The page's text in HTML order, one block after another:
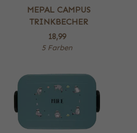
MEPAL CAMPUS
TRINKBECHER
18,99
5 Farben